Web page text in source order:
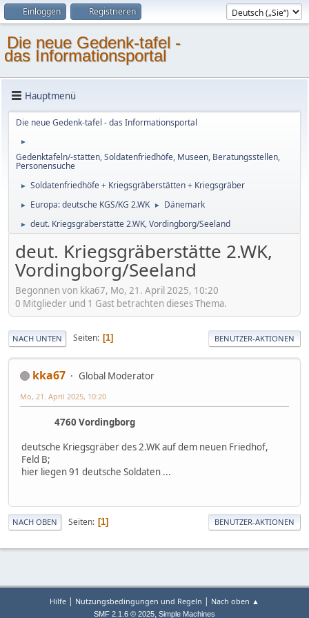
Einloggen Registrieren
Die neue Gedenk-tafel -
das Informationsportal
Hauptmenü
Die neue Gedenk-tafel - das Informationsportal
►
Gedenktafeln/-stätten, Soldatenfriedhöfe, Museen, Beratungsstellen,
Personensuche
► Soldatenfriedhöfe + Kriegsgräberstätten + Kriegsgräber
► Europa: deutsche KGS/KG 2.WK ► Dänemark
► deut. Kriegsgräberstätte 2.WK, Vordingborg/Seeland
deut. Kriegsgräberstätte 2.WK,
Vordingborg/Seeland
Begonnen von kka67, Mo, 21. April 2025, 10:20
0 Mitglieder und 1 Gast betrachten dieses Thema.
NACH UNTEN Seiten 1 BENUTZER-AKTIONEN
kka67 Global Moderator
Mo, 21. April 2025, 10:20
4760 Vordingborg
deutsche Kriegsgräber des 2.WK auf dem neuen Friedhof,
Feld B;
hier liegen 91 deutsche Soldaten ...
NACH OBEN Seiten 1 BENUTZER-AKTIONEN
Hilfe Nutzungsbedingungen und Regeln Nach oben ▲
SMF 2.1.6 © 2025, Simple Machines